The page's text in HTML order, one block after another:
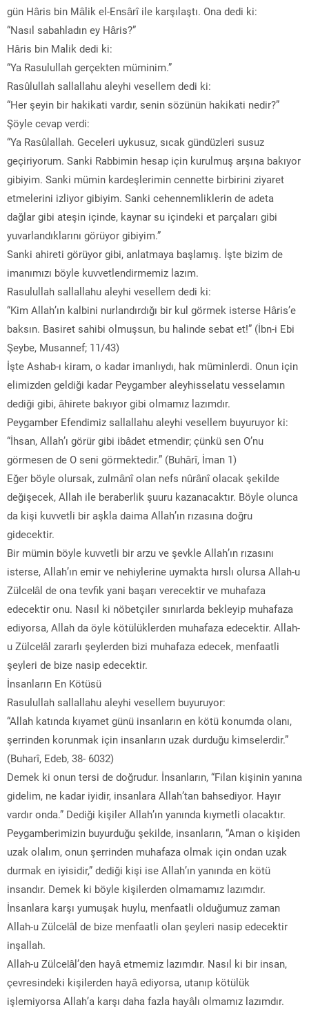
gün Hâris bin Mâlik el-Ensârî ile karşılaştı. Ona dedi ki:
“Nasıl sabahladın ey Hâris?”
Hâris bin Malik dedi ki:
“Ya Rasulullah gerçekten müminim.”
Rasûlullah sallallahu aleyhi vesellem dedi ki:
“Her şeyin bir hakikati vardır, senin sözünün hakikati nedir?”
Şöyle cevap verdi:
“Ya Rasûlallah. Geceleri uykusuz, sıcak gündüzleri susuz
geçiriyorum. Sanki Rabbimin hesap için kurulmuş arşına bakıyor
gibiyim. Sanki mümin kardeşlerimin cennette birbirini ziyaret
etmelerini izliyor gibiyim. Sanki cehennemliklerin de adeta
dağlar gibi ateşin içinde, kaynar su içindeki et parçaları gibi
yuvarlandıklarını görüyor gibiyim.”
Sanki ahireti görüyor gibi, anlatmaya başlamış. İşte bizim de
imanımızı böyle kuvvetlendirmemiz lazım.
Rasulullah sallallahu aleyhi vesellem dedi ki:
“Kim Allah’ın kalbini nurlandırdığı bir kul görmek isterse Hâris’e
baksın. Basiret sahibi olmuşsun, bu halinde sebat et!” (İbn-i Ebi
Şeybe, Musannef; 11/43)
İşte Ashab-ı kiram, o kadar imanlıydı, hak müminlerdi. Onun için
elimizden geldiği kadar Peygamber aleyhisselatu vesselamın
dediği gibi, âhirete bakıyor gibi olmamız lazımdır.
Peygamber Efendimiz sallallahu aleyhi vesellem buyuruyor ki:
“İhsan, Allah’ı görür gibi ibâdet etmendir; çünkü sen O’nu
görmesen de O seni görmektedir.” (Buhârî, İman 1)
Eğer böyle olursak, zulmânî olan nefs nûrânî olacak şekilde
değişecek, Allah ile beraberlik şuuru kazanacaktır. Böyle olunca
da kişi kuvvetli bir aşkla daima Allah’ın rızasına doğru
gidecektir.
Bir mümin böyle kuvvetli bir arzu ve şevkle Allah’ın rızasını
isterse, Allah’ın emir ve nehiylerine uymakta hırslı olursa Allah-u
Zülcelâl de ona tevfik yani başarı verecektir ve muhafaza
edecektir onu. Nasıl ki nöbetçiler sınırlarda bekleyip muhafaza
ediyorsa, Allah da öyle kötülüklerden muhafaza edecektir. Allah-
u Zülcelâl zararlı şeylerden bizi muhafaza edecek, menfaatli
şeyleri de bize nasip edecektir.
İnsanların En Kötüsü
Rasulullah sallallahu aleyhi vesellem buyuruyor:
“Allah katında kıyamet günü insanların en kötü konumda olanı,
şerrinden korunmak için insanların uzak durduğu kimselerdir.”
(Buharî, Edeb, 38- 6032)
Demek ki onun tersi de doğrudur. İnsanların, “Filan kişinin yanına
gidelim, ne kadar iyidir, insanlara Allah’tan bahsediyor. Hayır
vardır onda.” Dediği kişiler Allah’ın yanında kıymetli olacaktır.
Peygamberimizin buyurduğu şekilde, insanların, “Aman o kişiden
uzak olalım, onun şerrinden muhafaza olmak için ondan uzak
durmak en iyisidir,” dediği kişi ise Allah’ın yanında en kötü
insandır. Demek ki böyle kişilerden olmamamız lazımdır.
İnsanlara karşı yumuşak huylu, menfaatli olduğumuz zaman
Allah-u Zülcelâl de bize menfaatli olan şeyleri nasip edecektir
inşallah.
Allah-u Zülcelâl’den hayâ etmemiz lazımdır. Nasıl ki bir insan,
çevresindeki kişilerden hayâ ediyorsa, utanıp kötülük
işlemiyorsa Allah’a karşı daha fazla hayâlı olmamız lazımdır.